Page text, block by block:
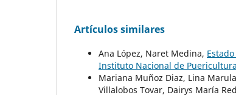
Artículos similares
Ana López, Naret Medina,
Instituto Nacional de
Mariana Muñoz Diaz, Lina
Villalobos Tovar, Dairys María